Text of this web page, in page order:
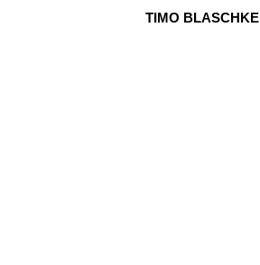
TIMO BLASCHKE